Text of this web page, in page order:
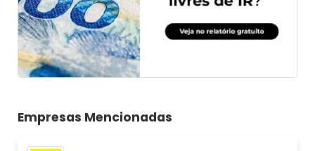
Empresas Mencionadas